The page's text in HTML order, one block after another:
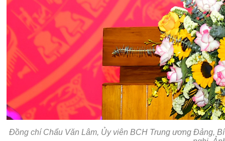
Đồng chí Chẩu Văn Lâm, Ủy viên BCH Trung ương Đảng,